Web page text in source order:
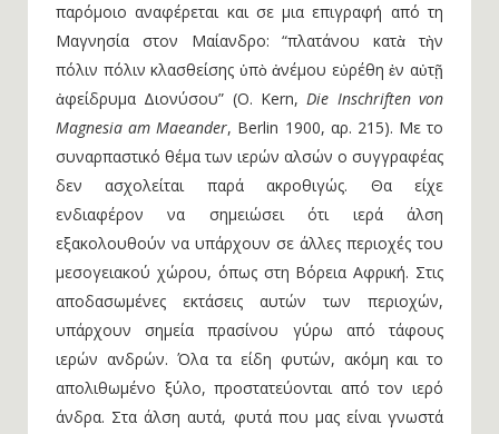
παρόμοιο αναφέρεται και σε μια επιγραφή από τη
Μαγνησία στον Μαίανδρο: “πλατάνου κατὰ τὴν
πόλιν πόλιν κλασθείσης ὑπὸ ἀνέμου εὐρέθη ἐν αὐτῇ
ἀφείδρυμα Διονύσου” (O. Kern,Die Inschriften von
Magnesia am Maeander, Berlin 1900, αρ. 215). Με το
συναρπαστικό θέμα των ιερών αλσών ο συγγραφέας
δεν ασχολείται παρά ακροθιγώς. Θα είχε
ενδιαφέρον να σημειώσει ότι ιερά άλση
εξακολουθούν να υπάρχουν σε άλλες περιοχές του
μεσογειακού χώρου, όπως στη Βόρεια Αφρική. Στις
αποδασωμένες εκτάσεις αυτών των περιοχών,
υπάρχουν σημεία πρασίνου γύρω από τάφους
ιερών ανδρών. Όλα τα είδη φυτών, ακόμη και το
απολιθωμένο ξύλο, προστατεύονται από τον ιερό
άνδρα. Στα άλση αυτά, φυτά που μας είναι γνωστά